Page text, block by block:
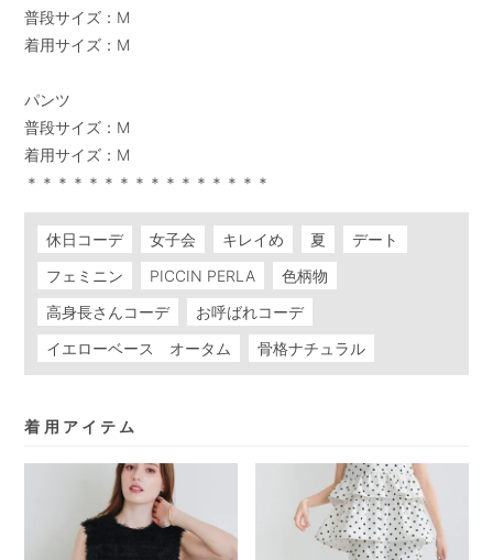
普段サイズ：M
着用サイズ：M
パンツ
普段サイズ：M
着用サイズ：M
休日コーデ 女子会 キレイめ 夏
デート
フェミニン
PICCIN PERLA
色柄物
高身長さんコーデ
お呼ばれコーデ
イエローベース オータム
骨格ナチュラル
着用アイテム